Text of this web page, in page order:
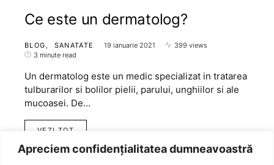
Apreciem confidențialitatea dumneavoastră
Ce este un dermatolog?
BLOG SANATATE 19 ianuarie 2021
399 views
3 minute read
Un dermatolog este un medic specializat in tratarea
tulburarilor si bolilor pielii, parului, unghiilor si ale
mucoasei. De…
VEZI TOT